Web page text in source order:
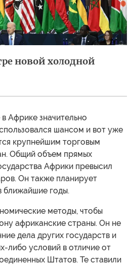
новой холодной
Африке значительно
шансом и вот уже
крупнейшим торговым
Общий объем прямых
Африки превысил
Он также планирует
ближайшие годы.
методы, чтобы
африканские страны. Он не
дела других государств и
либо условий в отличие от
Штатов. Те ставили